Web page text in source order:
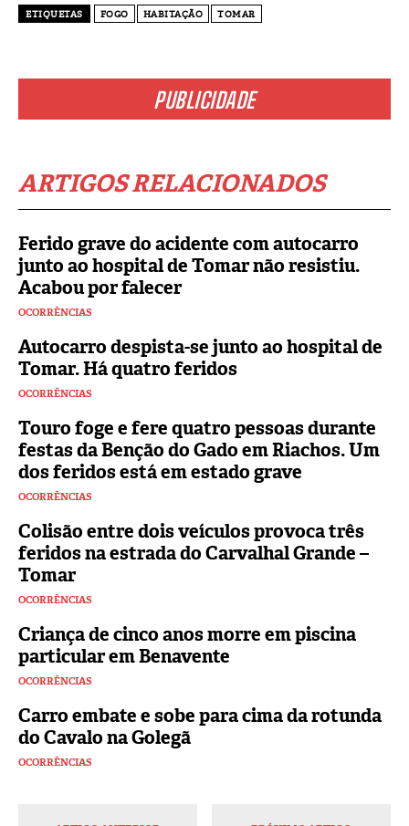
PUBLICIDADE
ARTIGOS RELACIONADOS
Ferido grave do acidente com autocarro
junto ao hospital de Tomar não resistiu.
Acabou por falecer
OCORRÊNCIAS
Autocarro despista-se junto ao hospital de
Tomar. Há quatro feridos
OCORRÊNCIAS
Touro foge e fere quatro pessoas durante
festas da Benção do Gado em Riachos. Um
dos feridos está em estado grave
OCORRÊNCIAS
Colisão entre dois veículos provoca três
feridos na estrada do Carvalhal Grande –
Tomar
OCORRÊNCIAS
Criança de cinco anos morre em piscina
particular em Benavente
OCORRÊNCIAS
Carro embate e sobe para cima da rotunda
do Cavalo na Golegã
OCORRÊNCIAS
ETIQUETAS FOGO HABITAÇÃO TOMAR